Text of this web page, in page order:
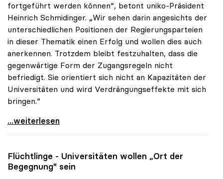
fortgeführt werden können“, betont uniko-Präsident
Heinrich Schmidinger. „Wir sehen darin angesichts der
unterschiedlichen Positionen der Regierungsparteien
in dieser Thematik einen Erfolg und wollen dies auch
anerkennen. Trotzdem bleibt festzuhalten, dass die
gegenwärtige Form der Zugangsregeln nicht
befriedigt. Sie orientiert sich nicht an Kapazitäten der
Universitäten und wird Verdrängungseffekte mit sich
bringen.“
Schmidinger zu Uni-Zugang: Kernfrage trotz
...weiterlesen
Flüchtlinge - Universitäten wollen „Ort der
Begegnung" sein